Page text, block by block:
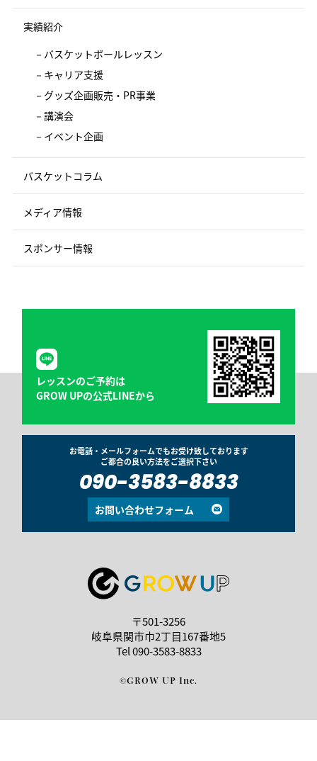
実績紹介
バスケットボールレッスン
キャリア支援
グッズ企画販売・PR事業
講演会
イベント企画
バスケットコラム
メディア情報
スポンサー情報
レッスンのご予約は
GROW UPの公式LINEから
お電話・メールフォームでもお受け致しております
ご都合の良い方法をご選択下さい
090-3583-8833
お問い合わせフォーム
〒501-3256
岐阜県関市巾2丁目167番地5
Tel090-3583-8833
©GROW UP Inc.